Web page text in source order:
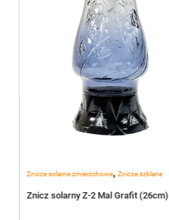
Znicze solarne zmierzchowe, Znicze szklane
Znicz solarny Z-2 Mal Grafit (26cm)